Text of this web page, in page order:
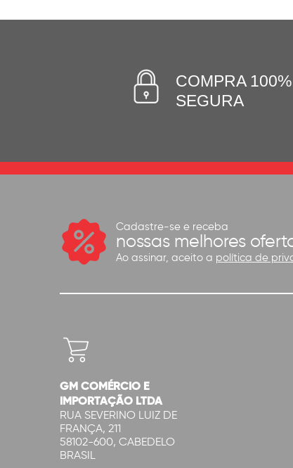
COMPRA 100%
SEGURA
Cadastre-se e receba
nossas melhores
Ao assinar, aceito a política de
GM COMÉRCIO E
IMPORTAÇÃO LTDA
RUA SEVERINO LUIZ DE
FRANÇA, 211
58102-600, CABEDELO
BRASIL